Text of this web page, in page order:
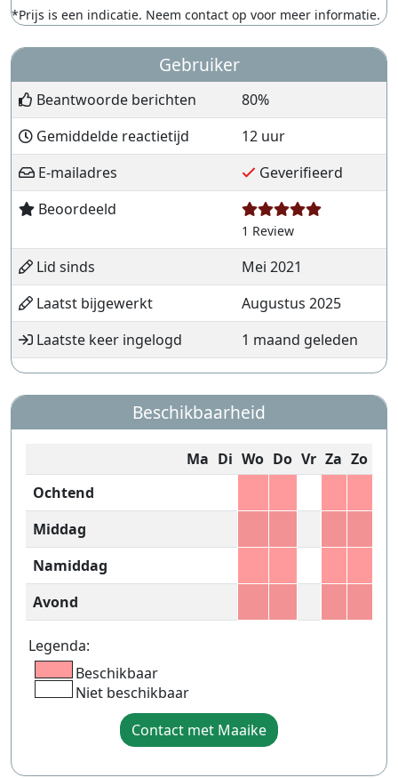
*Prijs is een indicatie. Neem contact op voor meer informatie.
Gebruiker
Beantwoorde berichten
80%
Gemiddelde reactietijd
12 uur
E-mailadres
Geverifieerd
Beoordeeld
1 Review
Lid sinds
Mei 2021
Laatst bijgewerkt
Augustus 2025
Laatste keer ingelogd
1 maand geleden
Beschikbaarheid
Ma Di Wo Do Vr Za Zo
Ochtend
Middag
Namiddag
Avond
Legenda:
Beschikbaar
Niet beschikbaar
Contact met Maaike